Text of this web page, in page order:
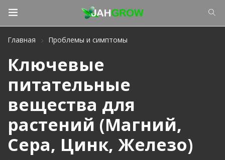
Главная Проблемы и симптомы
Ключевые
питательные
вещества для
растений (Магний,
Сера, Цинк, Железо)